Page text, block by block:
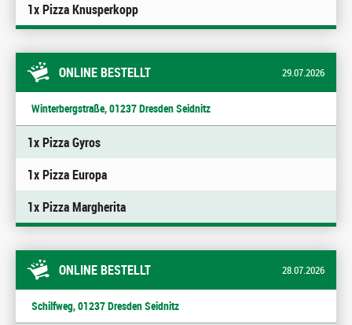
1x Pizza Knusperkopp
ONLINE BESTELLT 29.07.2026
Winterbergstraße, 01237 Dresden Seidnitz
1x Pizza Gyros
1x Pizza Europa
1x Pizza Margherita
ONLINE BESTELLT 28.07.2026
Schilfweg, 01237 Dresden Seidnitz